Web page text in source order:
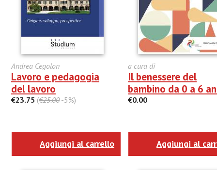
Andrea Cegolon
Lavoro e pedagogia
del lavoro
€23.75 (€25.00-5%)
Aggiungi al carrello
a cura di
Il benessere del
bambino da 0 a 6
€0.00
Aggiungi al